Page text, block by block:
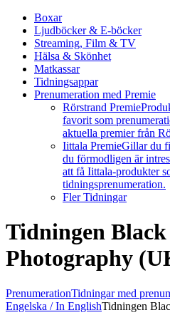
Boxar
Ljudböcker & E-böcker
Streaming, Film & TV
Hälsa & Skönhet
Matkassar
Tidningsappar
Prenumeration med Premie
Rörstrand Premie
favorit som
aktuella premier från
Iittala PremieGillar du
du förmodligen är
att få Iittala-produkter
tidningsprenumeration.
Fler Tidningar
Tidningen
Photography
PrenumerationTidningar med
Engelska / In EnglishTidningen